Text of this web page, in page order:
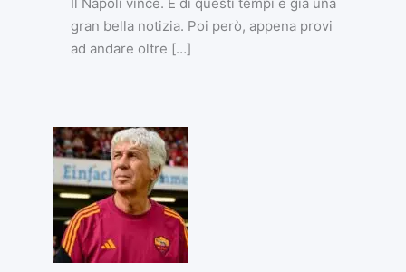
gran bella notizia. Poi però, appena provi
ad andare oltre […]